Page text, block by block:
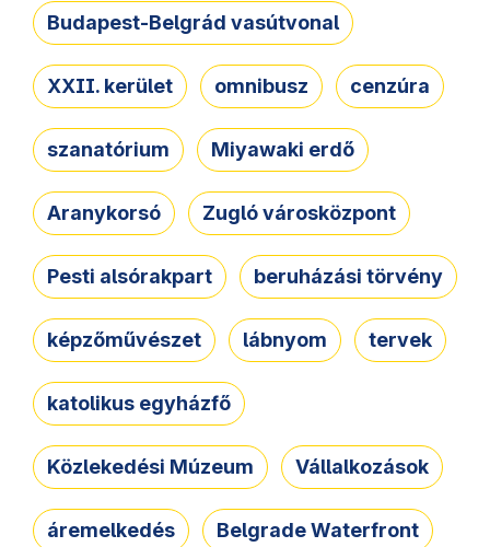
Budapest-Belgrád vasútvonal
XXII. kerület omnibusz cenzúra
szanatórium Miyawaki erdő
Aranykorsó Zugló városközpont
Pesti alsórakpart beruházási törvény
képzőművészet lábnyom tervek
katolikus egyházfő
Közlekedési Múzeum Vállalkozások
áremelkedés Belgrade Waterfront